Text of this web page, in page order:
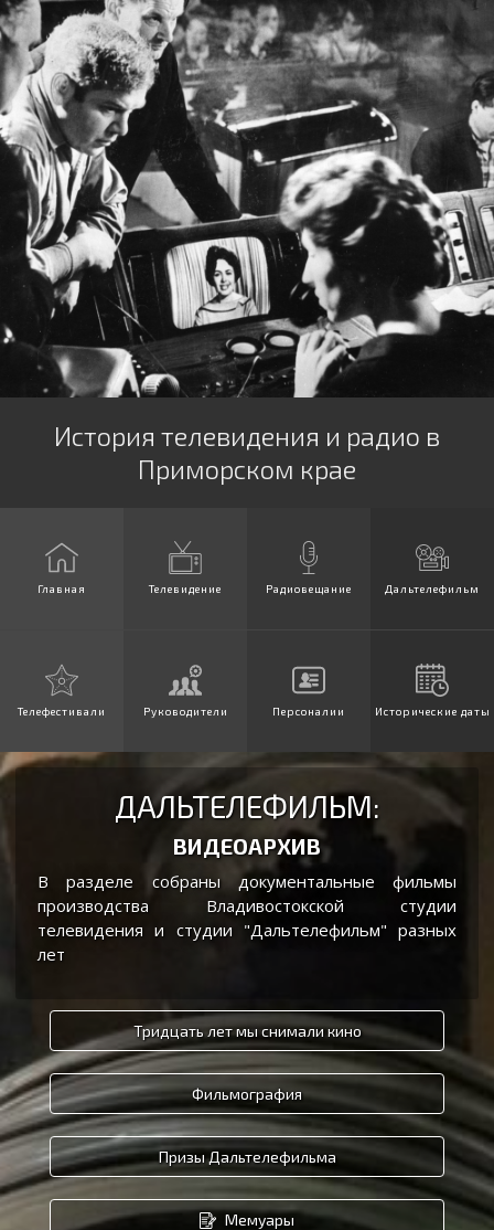
История телевидения и радио в
Приморском крае
Главная Телевидение Радиовещание Дальтелефильм
Телефестивали Руководители Персоналии Исторические даты
ДАЛЬТЕЛЕФИЛЬМ:
ВИДЕОАРХИВ
В разделе собраны документальные фильмы
производства Владивостокской студии
телевидения и студии "Дальтелефильм" разных
лет
Тридцать лет мы снимали кино
Фильмография
Призы Дальтелефильма
Мемуары